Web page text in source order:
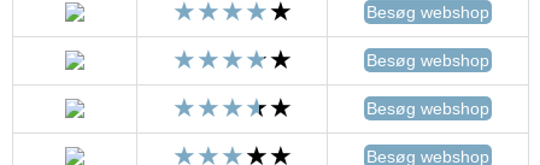
Besøg webshop
Besøg webshop
Besøg webshop
Besøg webshop